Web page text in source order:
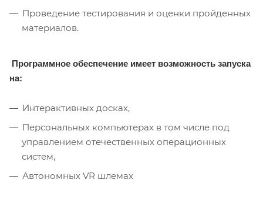
Проведение тестирования и оценки пройденных
материалов.
Программное обеспечение имеет возможность запуска
на:
Интерактивных досках,
Персональных компьютерах в том числе под
управлением отечественных операционных
систем,
Автономных VR шлемах